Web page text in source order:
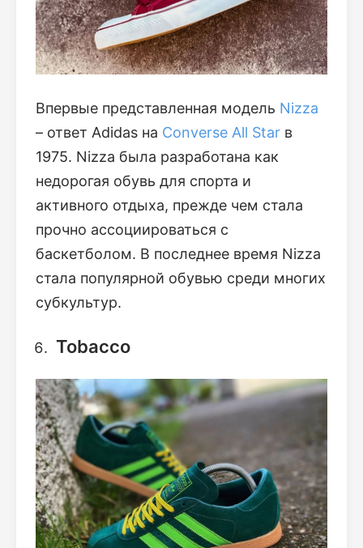
Впервые представленная модель Nizza
– ответ Adidas на Converse All Star в
1975. Nizza была разработана как
недорогая обувь для спорта и
активного отдыха, прежде чем стала
прочно ассоциироваться с
баскетболом. В последнее время Nizza
стала популярной обувью среди многих
субкультур.
Tobacco